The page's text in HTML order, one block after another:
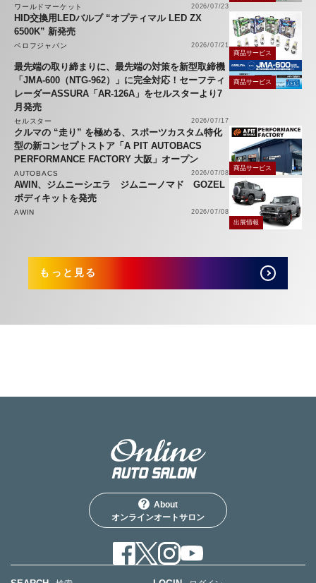
ワールドマーケット 2026/07/23
HID交換用LEDバルブ “オプティマル LED ZX
6500K” 新発売
ベロフジャパン
2026/07/21
商品サービス
最先端の取り締まりに、最先端の対策を新型取締機
「JMA-600（NTG-962）」に完全対応！セーフティ
レーダーASSURA「AR-126A」をセルスターより7
月発売
セルスター 2026/07/17
商品サービス
クルマの “走り” を極める、スポーツカスタム特化
型の新コンセプトストア「A PIT AUTOBACS
PERFORMANCE FACTORY 大阪」オープン
AUTOBACS 2026/07/08
商品サービス
AWIN、ジムニーシエラ ジムニーノマド GOZEL
ボディキットを発売
AWIN
2026/07/08
出展情報
もっと見る
About
オンラインオートサロン